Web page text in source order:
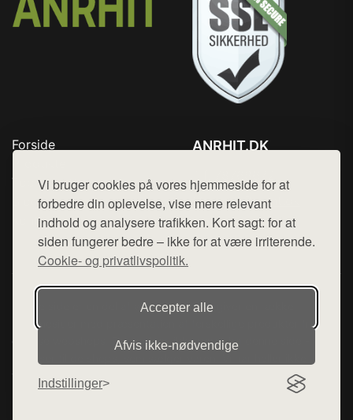
Vi bruger cookies på vores hjemmeside for at
forbedre din oplevelse, vise mere relevant
indhold og analysere trafikken. Kort sagt: for at
siden fungerer bedre – ikke for at være irriterende.
Cookie- og privatlivspolitik.
Accepter alle
Afvis ikke‑nødvendige
Indstillinger
Forside
Top Rabatter
Blog
Kontakt
ANRHIT.DK
Mail: hej@want.dk
Cookie- og privatlivspolitik
Denne side er en del af want.dk, der udgiver en række
hjemmesider med præsentation af forskellige produkter fra
diverse webshops. Der sælges ikke varer fra denne side - vi
henviser til de shops, som sælger varen. Vi har heller ikke
varerne på lager.